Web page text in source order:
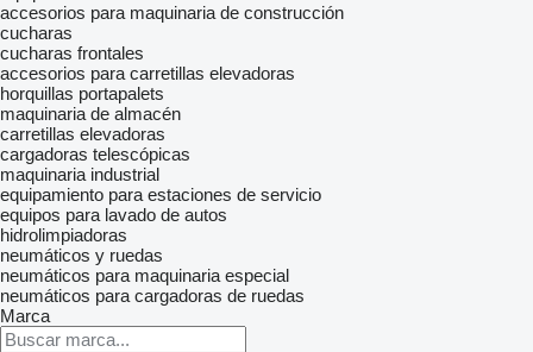
accesorios para maquinaria de construcción
cucharas
cucharas frontales
accesorios para carretillas elevadoras
horquillas portapalets
maquinaria de almacén
carretillas elevadoras
cargadoras telescópicas
maquinaria industrial
equipamiento para estaciones de servicio
equipos para lavado de autos
hidrolimpiadoras
neumáticos y ruedas
neumáticos para maquinaria especial
neumáticos para cargadoras de ruedas
Marca